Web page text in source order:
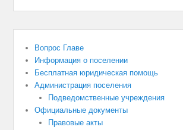
Вопрос Главе
Информация о поселении
Бесплатная юридическая помощь
Администрация поселения
Подведомственные учреждения
Официальные документы
Правовые акты